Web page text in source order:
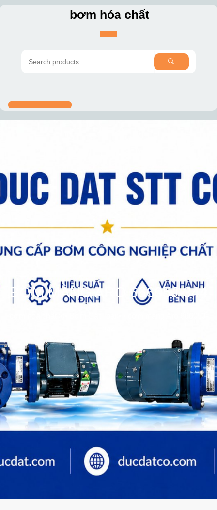
Skip
bơm hóa chất
SEARCH
BƠM MÀNG ARO 66605J-344